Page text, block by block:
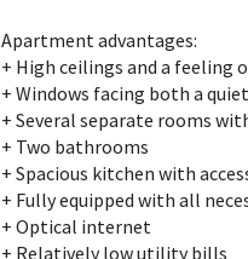
Apartment advantages:
+ High ceilings and a feeling
+ Windows facing both a
+ Several separate rooms
+ Two bathrooms
+ Spacious kitchen with
+ Fully equipped with all
+ Optical internet
+ Relatively low utility bills